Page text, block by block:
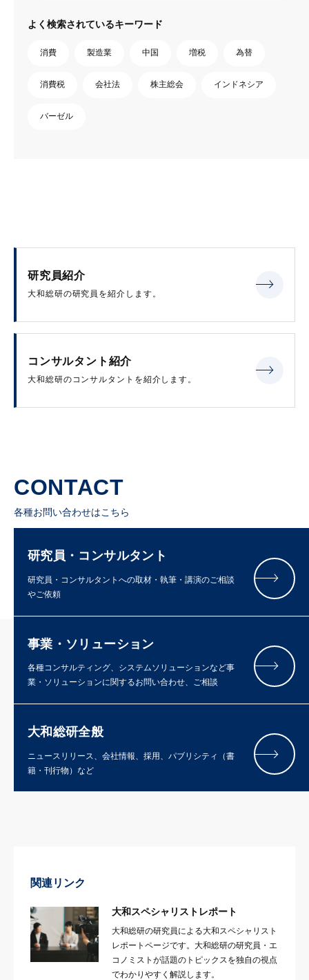
よく検索されているキーワード
消費 製造業 中国 増税 為替
消費税 会社法 株主総会 インドネシア
バーゼル
研究員紹介
大和総研の研究員を紹介します。
コンサルタント紹介
大和総研のコンサルタントを紹介します。
CONTACT
各種お問い合わせはこちら
研究員・コンサルタント
研究員・コンサルタントへの取材・執筆・講演のご相談
やご依頼
事業・ソリューション
各種コンサルティング、システムソリューションなど事
業・ソリューションに関するお問い合わせ、ご相談
大和総研全般
ニュースリリース、会社情報、採用、パブリシティ（書
籍・刊行物）など
関連リンク
大和スペシャリストレポート
大和総研の研究員による大和スペシャリスト
レポートページです。大和総研の研究員・エ
コノミストが話題のトピックスを独自の視点
でわかりやすく解説します。